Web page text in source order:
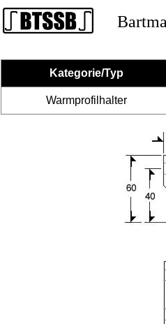
Kategorie/Typ
Warmprofilhalter